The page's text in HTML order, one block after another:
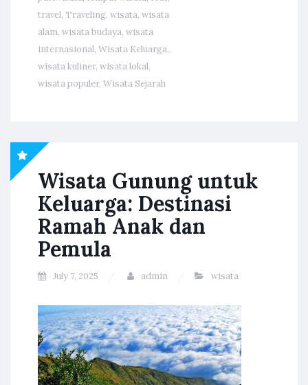
travel, Traveling, wisata, wisata
alam, wisata budaya, wisata
internasional, Wisata Keluarga.,
wisata kuliner, wisata lokal,
wisata populer, Wisata Sejarah
Wisata Gunung untuk
Keluarga: Destinasi
Ramah Anak dan
Pemula
July 7, 2025 admin wisata